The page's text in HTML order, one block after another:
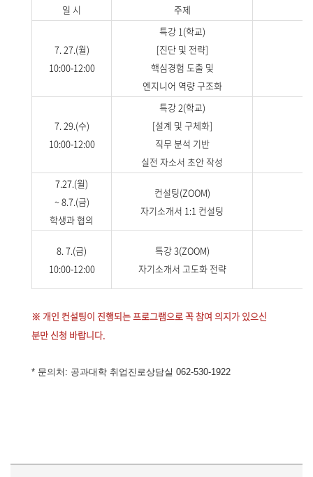
일 시 주제
7. 27.(월)
10:00-12:00
특강 1(학교)
[진단 및 전략]
핵심경험 도출 및
엔지니어 역량 구조화
7. 29.(수)
10:00-12:00
특강 2(학교)
[설계 및 구체화]
직무 분석 기반
실전 자소서 초안 작성
7.27.(월)
~ 8.7.(금)
학생과 협의
컨설팅(ZOOM)
자기소개서 1:1 컨설팅
8. 7.(금)
10:00-12:00
특강 3(ZOOM)
자기소개서 고도화 전략
※ 개인 컨설팅이 진행되는 프로그램으로 꼭 참여 의지가 있으신
분만 신청 바랍니다.
* 문의처: 공과대학 취업진로상담실 062-530-1922